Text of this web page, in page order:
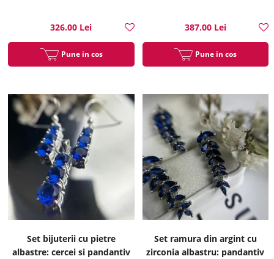
326.00 Lei
Pune in cos
387.00 Lei
Pune in cos
Set bijuterii cu pietre
albastre: cercei si pandantiv
Set ramura din argint cu
zirconia albastru: pandantiv